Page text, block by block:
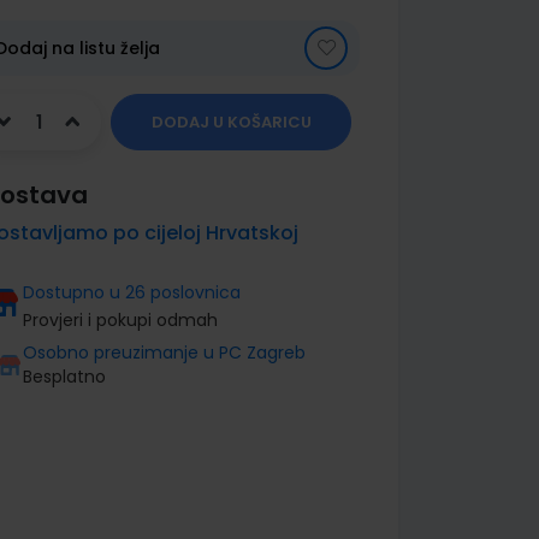
na listu želja
DODAJ U KOŠARICU
po cijeloj Hrvatskoj
Dostupno u 26 poslovnica
Provjeri i pokupi odmah
Osobno preuzimanje u PC Zagreb
Besplatno